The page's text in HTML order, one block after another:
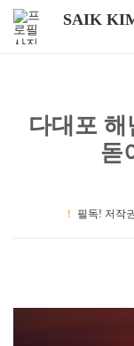
SAIK
다대포 해
돋
！
필독! 저작